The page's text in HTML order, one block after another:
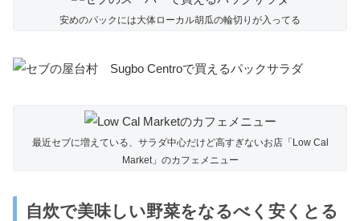
安めのパックには大体ローカル胡瓜の輪切りが入ってる
最近セブに増えている、サラダ中心だけど高すぎないお店「Low Cal
Market」のカフェメニュー
自炊で美味しい野菜をなるべく安くとる